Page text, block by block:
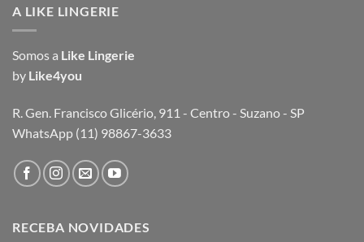
A LIKE LINGERIE
Somos a Like Lingerie
by Like4you
R. Gen. Francisco Glicério, 911 - Centro - Suzano - SP
WhatsApp (11) 98867-3633
RECEBA NOVIDADES